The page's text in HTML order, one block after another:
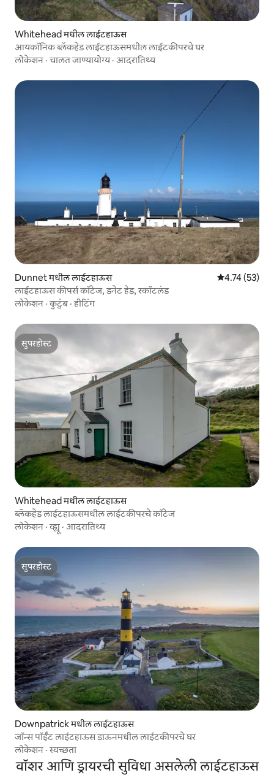
Whitehead मधील लाईटहाऊस
आयकॉनिक ब्लॅकहेड लाईटहाऊसमधील लाईटकीपरचे घर
लोकेशन ·चालत जाण्यायोग्य· आदरातिथ्य
Dunnet मधील लाईटहाऊस 5 पैकी 4.74
4.74 (53)
लाईटहाऊस कीपर्स कॉटेज, डनेट हेड, स्कॉटलंड
लोकेशन ·कुटुंब·हीटिंग
सुपरहोस्ट
सुपरहोस्ट
Whitehead मधील लाईटहाऊस
ब्लॅकहेड लाईटहाऊसमधील लाईटकीपरचे कॉटेज
लोकेशन ·व्ह्यू · आदरातिथ्य
सुपरहोस्ट
सुपरहोस्ट
Downpatrick मधील लाईटहाऊस
जॉन्स पॉईंट लाईटहाऊस डाऊनमधील लाईटकीपरचे घर
लोकेशन ·स्वच्छता
वॉशर आणि ड्रायरची सुविधा असलेली लाईटहाऊस